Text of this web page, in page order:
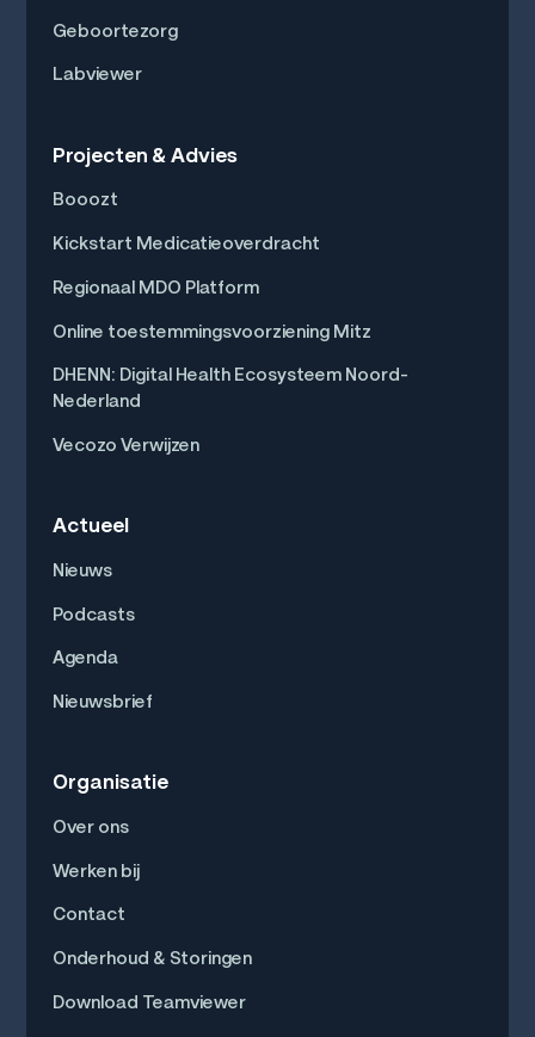
Geboortezorg
Labviewer
Projecten & Advies
Booozt
Kickstart Medicatieoverdracht
Regionaal MDO Platform
Online toestemmingsvoorziening Mitz
DHENN: Digital Health Ecosysteem Noord-
Nederland
Vecozo Verwijzen
Actueel
Nieuws
Podcasts
Agenda
Nieuwsbrief
Organisatie
Over ons
Werken bij
Contact
Onderhoud & Storingen
Download Teamviewer